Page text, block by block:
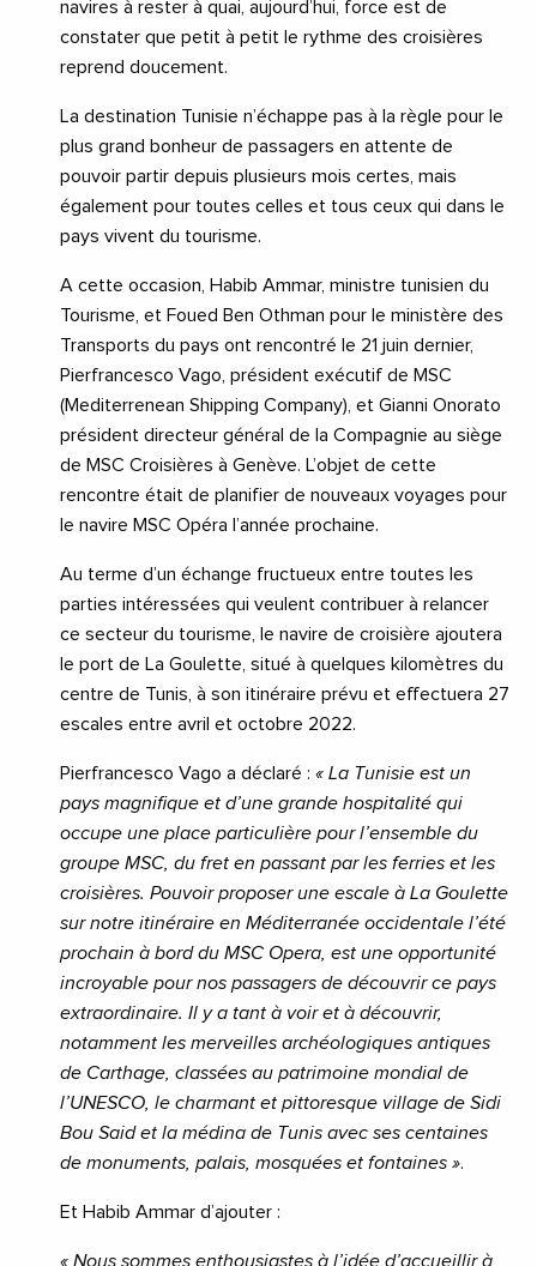
navires à rester à quai, aujourd’hui, force est de
constater que petit à petit le rythme des croisières
reprend doucement.
La destination Tunisie n’échappe pas à la règle pour le
plus grand bonheur de passagers en attente de
pouvoir partir depuis plusieurs mois certes, mais
également pour toutes celles et tous ceux qui dans le
pays vivent du tourisme.
A cette occasion, Habib Ammar, ministre tunisien du
Tourisme, et Foued Ben Othman pour le ministère des
Transports du pays ont rencontré le 21 juin dernier,
Pierfrancesco Vago, président exécutif de MSC
(Mediterrenean Shipping Company), et Gianni Onorato
président directeur général de la Compagnie au siège
de MSC Croisières à Genève. L’objet de cette
rencontre était de planifier de nouveaux voyages pour
le navire MSC Opéra l’année prochaine.
Au terme d’un échange fructueux entre toutes les
parties intéressées qui veulent contribuer à relancer
ce secteur du tourisme, le navire de croisière ajoutera
le port de La Goulette, situé à quelques kilomètres du
centre de Tunis, à son itinéraire prévu et effectuera 27
escales entre avril et octobre 2022.
Pierfrancesco Vago a déclaré : « La Tunisie est un
pays magnifique et d’une grande hospitalité qui
occupe une place particulière pour l’ensemble du
groupe MSC, du fret en passant par les ferries et les
croisières. Pouvoir proposer une escale à La Goulette
sur notre itinéraire en Méditerranée occidentale l’été
prochain à bord du MSC Opera, est une opportunité
incroyable pour nos passagers de découvrir ce pays
extraordinaire. Il y a tant à voir et à découvrir,
notamment les merveilles archéologiques antiques
de Carthage, classées au patrimoine mondial de
l’UNESCO, le charmant et pittoresque village de Sidi
Bou Said et la médina de Tunis avec ses centaines
de monuments, palais, mosquées et fontaines ».
Et Habib Ammar d’ajouter :
« Nous sommes enthousiastes à l’idée d’accueillir à